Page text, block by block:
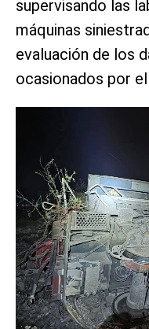
supervisando las
máquinas
evaluación de los
ocasionados por